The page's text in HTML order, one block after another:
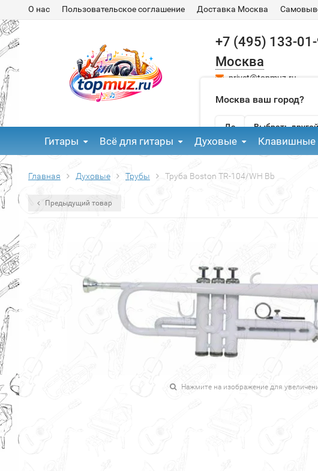
О нас Пользовательское соглашение Доставка Москва
+7 (495) 133-
Москва
Москва ваш город?
Да Выбрать
privet@topmuz.ru
Гитары Всё для гитары Духовые Клавишные
Главная Духовые Трубы Труба Boston TR-104/WH Bb
Предыдущий товар
Нажмите на изображение для